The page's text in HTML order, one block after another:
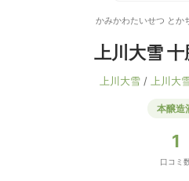
かみかわたいせつ とか
上川大雪
上川大雪/ 上川大
本醸造
1
口コミ